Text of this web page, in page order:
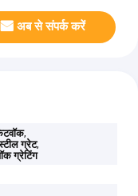
अब से संपर्क करें
,
ग्रेट,
ग्रेटिंग